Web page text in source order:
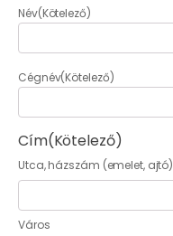
Név(Kötelező)
Cégnév(Kötelező)
Cím(Kötelező)
Utca, házszám (emelet, ajtó)
Város